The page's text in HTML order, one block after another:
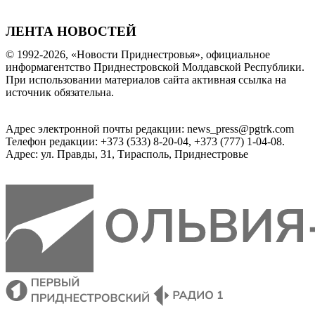
ЛЕНТА НОВОСТЕЙ
© 1992-2026, «Новости Приднестровья», официальное
информагентство Приднестровской Молдавской Республики.
При использовании материалов сайта активная ссылка на
источник обязательна.
Адрес электронной почты редакции: news_press@pgtrk.com
Телефон редакции: +373 (533) 8-20-04, +373 (777) 1-04-08.
Адрес: ул. Правды, 31, Тирасполь, Приднестровье